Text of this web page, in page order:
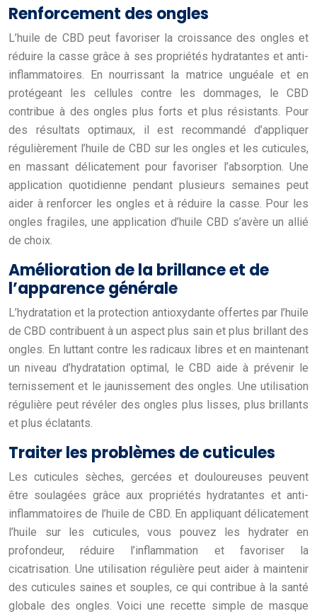
Renforcement des ongles
L’huile de CBD peut favoriser la croissance des ongles et
réduire la casse grâce à ses propriétés hydratantes et anti-
inflammatoires. En nourrissant la matrice unguéale et en
protégeant les cellules contre les dommages, le CBD
contribue à des ongles plus forts et plus résistants. Pour
des résultats optimaux, il est recommandé d’appliquer
régulièrement l’huile de CBD sur les ongles et les cuticules,
en massant délicatement pour favoriser l’absorption. Une
application quotidienne pendant plusieurs semaines peut
aider à renforcer les ongles et à réduire la casse. Pour les
ongles fragiles, une application d’huile CBD s’avère un allié
de choix.
Amélioration de la brillance et de
l’apparence générale
L’hydratation et la protection antioxydante offertes par l’huile
de CBD contribuent à un aspect plus sain et plus brillant des
ongles. En luttant contre les radicaux libres et en maintenant
un niveau d’hydratation optimal, le CBD aide à prévenir le
ternissement et le jaunissement des ongles. Une utilisation
régulière peut révéler des ongles plus lisses, plus brillants
et plus éclatants.
Traiter les problèmes de cuticules
Les cuticules sèches, gercées et douloureuses peuvent
être soulagées grâce aux propriétés hydratantes et anti-
inflammatoires de l’huile de CBD. En appliquant délicatement
l’huile sur les cuticules, vous pouvez les hydrater en
profondeur, réduire l’inflammation et favoriser la
cicatrisation. Une utilisation régulière peut aider à maintenir
des cuticules saines et souples, ce qui contribue à la santé
globale des ongles. Voici une recette simple de masque